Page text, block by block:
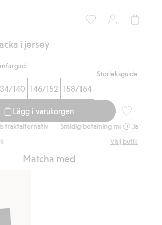
i jersey
Storleksguide
140 146/152 158/164
Lägg i varukorgen
Smidig betalning med Klarna.
Välj butik
Matcha med